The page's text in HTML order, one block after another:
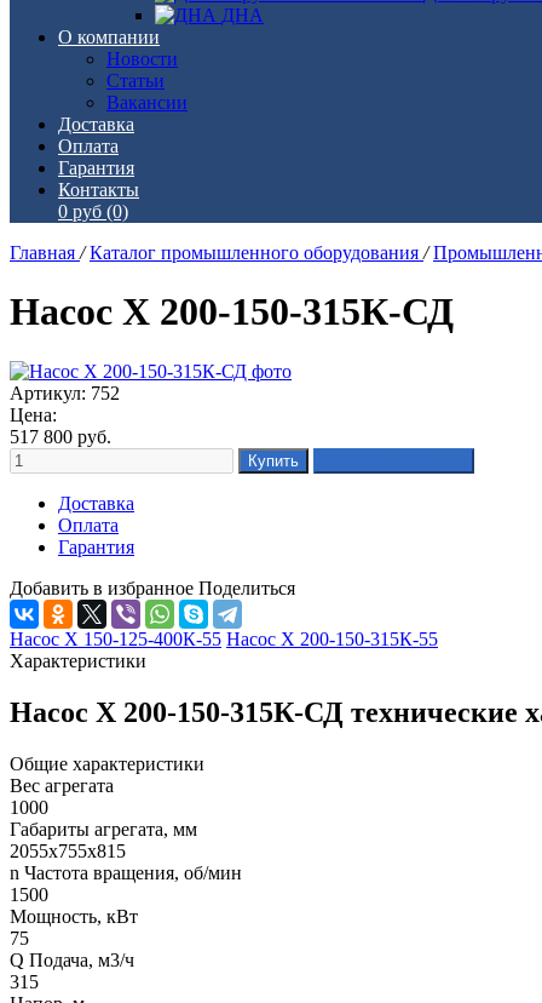
ДНА
О компании
Новости
Статьи
Вакансии
Доставка
Оплата
Гарантия
Контакты
0 руб (0)
Главная / Каталог промышленного оборудования /
Насос Х 200-150-315К-СД
Артикул: 752
Цена:
517 800 руб.
Доставка
Оплата
Гарантия
Добавить в избранное Поделиться
Насос Х 150-125-400К-55 Насос Х 200-150-315К-55
Характеристики
Насос Х 200-150-315К-СД технические
Общие характеристики
Вес агрегата
1000
Габариты агрегата, мм
2055x755x815
n Частота вращения, об/мин
1500
Мощность, кВт
75
Q Подача, м3/ч
315